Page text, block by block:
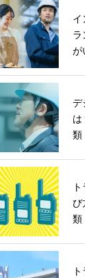
イ
ラ
デ
は
類
び
類